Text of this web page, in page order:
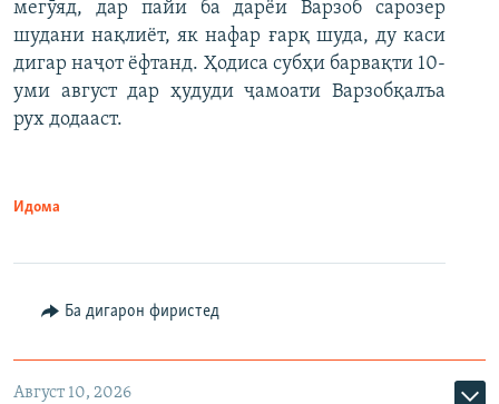
мегӯяд, дар пайи ба дарёи Варзоб сарозер
шудани нақлиёт, як нафар ғарқ шуда, ду каси
дигар наҷот ёфтанд. Ҳодиса субҳи барвақти 10-
уми август дар ҳудуди ҷамоати Варзобқалъа
рух додааст.
Идома
Ба дигарон фиристед
Август 10, 2026